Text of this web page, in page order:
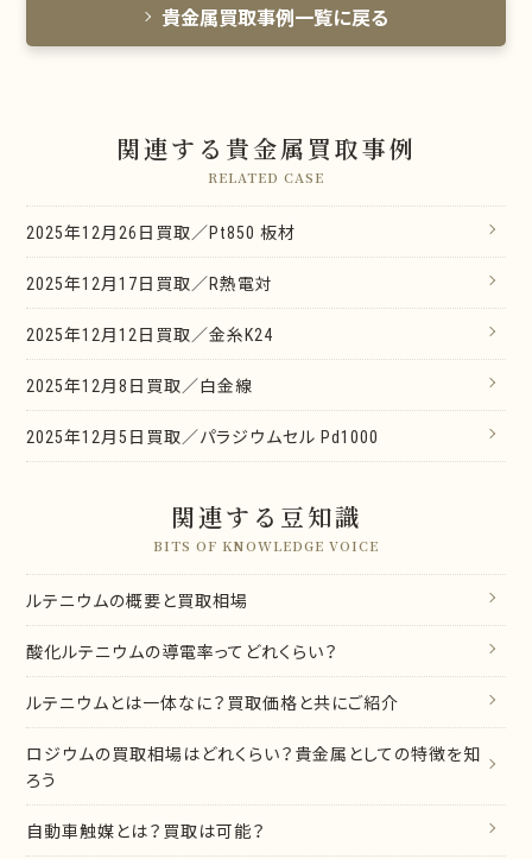
貴金属買取事例一覧に戻る
関連する貴金属買取事例
RELATED CASE
2025年12月26日買取／Pt850 板材
2025年12月17日買取／R熱電対
2025年12月12日買取／金糸K24
2025年12月8日買取／白金線
2025年12月5日買取／パラジウムセル Pd1000
関連する豆知識
BITS OF KNOWLEDGE VOICE
ルテニウムの概要と買取相場
酸化ルテニウムの導電率ってどれくらい？
ルテニウムとは一体なに？買取価格と共にご紹介
ロジウムの買取相場はどれくらい？貴金属としての特徴を知
ろう
自動車触媒とは？買取は可能？